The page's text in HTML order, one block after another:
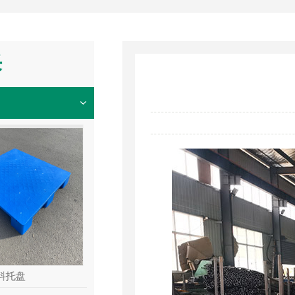
托盘 塑料托盘